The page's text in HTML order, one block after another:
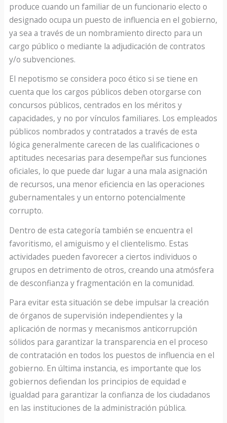
produce cuando un familiar de un funcionario electo o
designado ocupa un puesto de influencia en el gobierno,
ya sea a través de un nombramiento directo para un
cargo público o mediante la adjudicación de contratos
y/o subvenciones.
El nepotismo se considera poco ético si se tiene en
cuenta que los cargos públicos deben otorgarse con
concursos públicos, centrados en los méritos y
capacidades, y no por vínculos familiares. Los empleados
públicos nombrados y contratados a través de esta
lógica generalmente carecen de las cualificaciones o
aptitudes necesarias para desempeñar sus funciones
oficiales, lo que puede dar lugar a una mala asignación
de recursos, una menor eficiencia en las operaciones
gubernamentales y un entorno potencialmente
corrupto.
Dentro de esta categoría también se encuentra el
favoritismo, el amiguismo y el clientelismo. Estas
actividades pueden favorecer a ciertos individuos o
grupos en detrimento de otros, creando una atmósfera
de desconfianza y fragmentación en la comunidad.
Para evitar esta situación se debe impulsar la creación
de órganos de supervisión independientes y la
aplicación de normas y mecanismos anticorrupción
sólidos para garantizar la transparencia en el proceso
de contratación en todos los puestos de influencia en el
gobierno. En última instancia, es importante que los
gobiernos defiendan los principios de equidad e
igualdad para garantizar la confianza de los ciudadanos
en las instituciones de la administración pública.